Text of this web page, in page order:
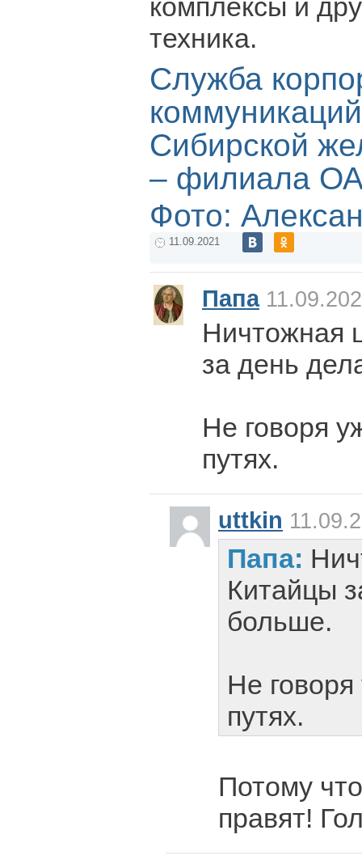
комплексы и
техника.
Служба
Сибирской
– филиала
Фото:
11.09.2021
Папа
Ничтожная
за день
Не говоря
путях.
uttkin
Папа:
Китайцы
больше.
Не
путях.
Потому
правят!